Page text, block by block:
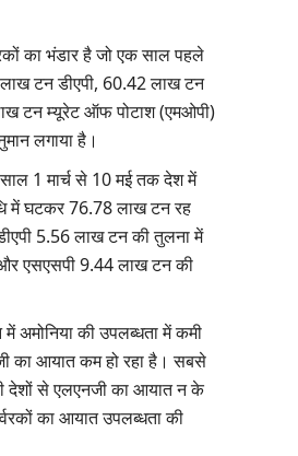
का भंडार है जो एक साल पहले
टन डीएपी, 60.42 लाख टन
टन म्यूरेट ऑफ पोटाश (एमओपी)
लगाया है।
1 मार्च से 10 मई तक देश में
में घटकर 76.78 लाख टन रह
5.56 लाख टन की तुलना में
एसएसपी 9.44 लाख टन की
अमोनिया की उपलब्धता में कमी
का आयात कम हो रहा है। सबसे
देशों से एलएनजी का आयात न के
का आयात उपलब्धता की